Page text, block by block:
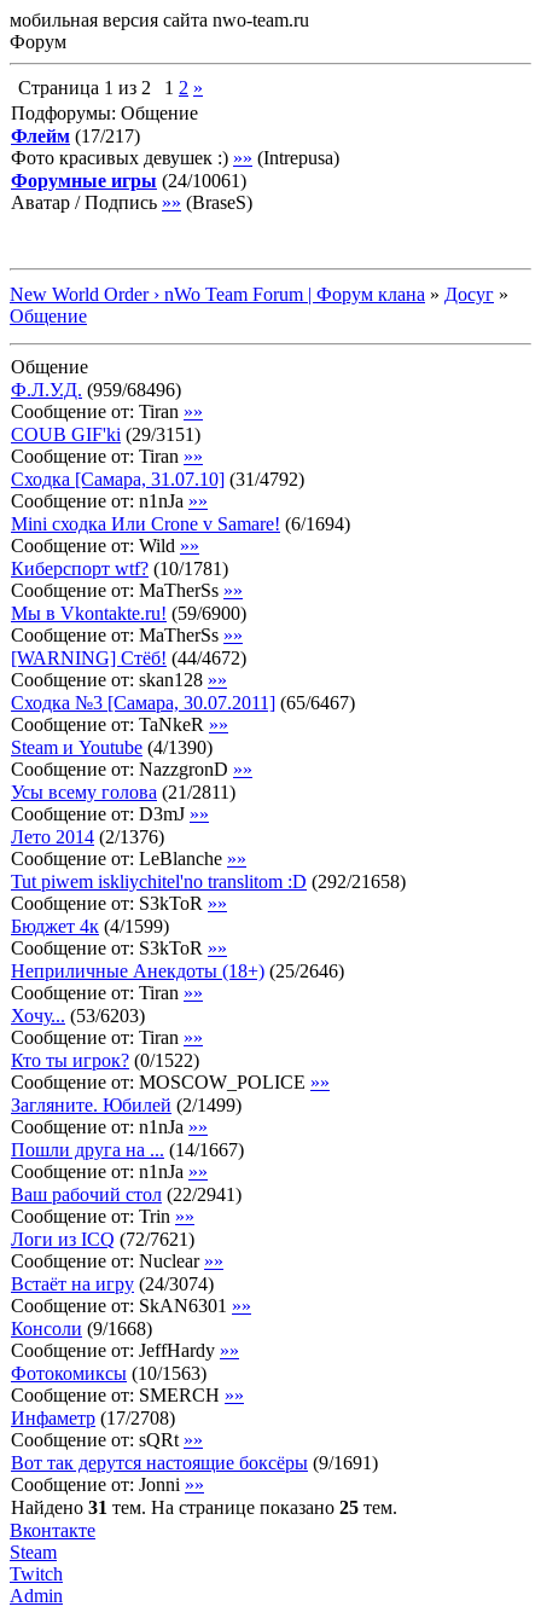
мобильная версия сайта nwo-team.ru
Форум
Страница 1 из 2 1 2 »
Подфорумы: Общение
Флейм (17/217)
Фото красивых девушек :) »» (Intrepusa)
Форумные игры (24/10061)
Аватар / Подпись »» (BraseS)
New World Order › nWo Team Forum | Форум клана » Досуг »
Общение
Общение
Ф.Л.У.Д. (959/68496)
Сообщение от: Tiran »»
COUB GIF'ki (29/3151)
Сообщение от: Tiran »»
Сходка [Самара, 31.07.10] (31/4792)
Сообщение от: n1nJa »»
Mini сходка Или Crone v Samare! (6/1694)
Сообщение от: Wild »»
Киберспорт wtf? (10/1781)
Сообщение от: MaTherSs »»
Мы в Vkontakte.ru! (59/6900)
Сообщение от: MaTherSs »»
[WARNING] Стёб! (44/4672)
Сообщение от: skan128 »»
Сходка №3 [Самара, 30.07.2011] (65/6467)
Сообщение от: TaNkeR »»
Steam и Youtube (4/1390)
Сообщение от: NazzgronD »»
Усы всему голова (21/2811)
Сообщение от: D3mJ »»
Лето 2014 (2/1376)
Сообщение от: LeBlanche »»
Tut piwem iskliychitel'no translitom :D (292/21658)
Сообщение от: S3kToR »»
Бюджет 4к (4/1599)
Сообщение от: S3kToR »»
Неприличные Анекдоты (18+) (25/2646)
Сообщение от: Tiran »»
Хочу... (53/6203)
Сообщение от: Tiran »»
Кто ты игрок? (0/1522)
Сообщение от: MOSCOW_POLICE »»
Загляните. Юбилей (2/1499)
Сообщение от: n1nJa »»
Пошли друга на ... (14/1667)
Сообщение от: n1nJa »»
Ваш рабочий стол (22/2941)
Сообщение от: Trin »»
Логи из ICQ (72/7621)
Сообщение от: Nuclear »»
Встаёт на игру (24/3074)
Сообщение от: SkAN6301 »»
Консоли (9/1668)
Сообщение от: JeffHardy »»
Фотокомиксы (10/1563)
Сообщение от: SMERCH »»
Инфаметр (17/2708)
Сообщение от: sQRt »»
Вот так дерутся настоящие боксёры (9/1691)
Сообщение от: Jonni »»
Найдено 31 тем. На странице показано 25 тем.
Вконтакте
Steam
Twitch
Admin